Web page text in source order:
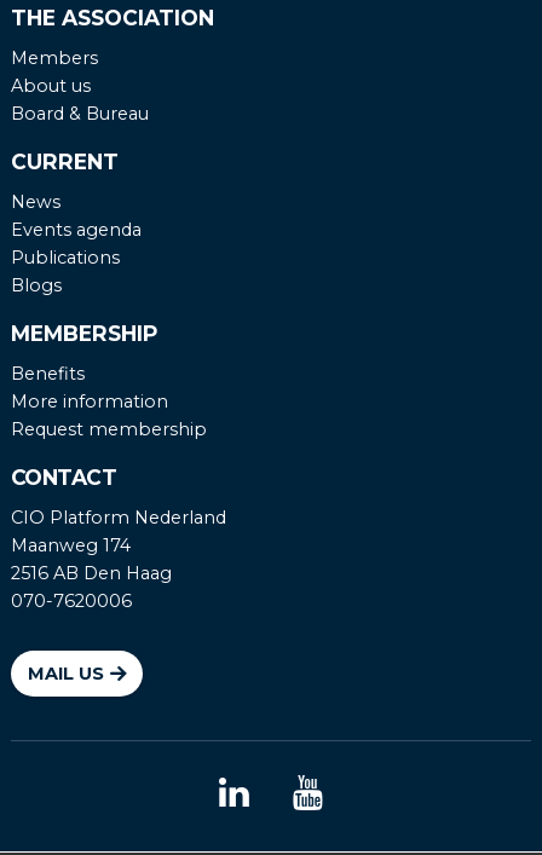
THE ASSOCIATION
Members
About us
Board & Bureau
CURRENT
News
Events agenda
Publications
Blogs
MEMBERSHIP
Benefits
More information
Request membership
CONTACT
CIO Platform Nederland
Maanweg 174
2516 AB Den Haag
070-7620006
MAIL US